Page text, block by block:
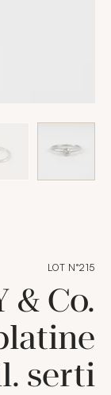
LOT N°215
& Co.
serti